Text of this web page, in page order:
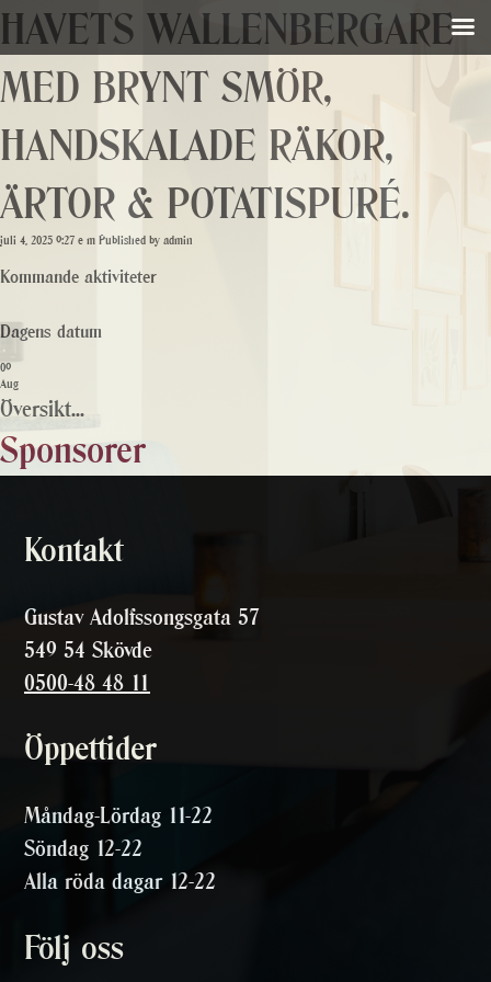
HAVETS WALLENBERGARE
MED BRYNT SMÖR,
HANDSKALADE RÄKOR,
ÄRTOR & POTATISPURÉ.
juli 4, 2025 9:27 e m Published by admin
Kommande aktiviteter
Dagens datum
09
Aug
Översikt...
Sponsorer
Kontakt
Gustav Adolfssongsgata 57
549 54 Skövde
0500-48 48 11
Öppettider
Måndag-Lördag 11-22
Söndag 12-22
Alla röda dagar 12-22
Följ oss